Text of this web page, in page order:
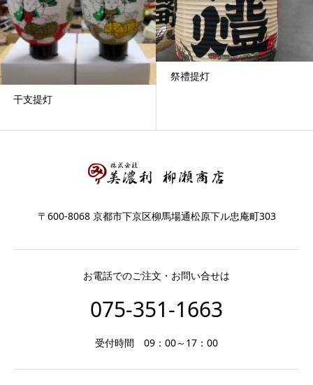
干支提灯
祭禮提灯
〒600-8068 京都市下京区柳馬場通松原下ル忠庵町303
お電話でのご注文・お問い合せは
075-351-1663
受付時間 09：00～17：00